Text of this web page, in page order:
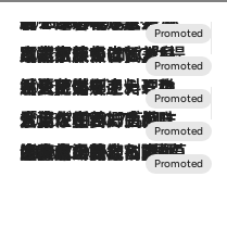
2026.8.7
【トンボの足水浴】ヒノキの香りに包まれて涼感マックス！約13℃の湧水かけ流しを避暑地「星野温泉 トンボの湯」で体験
2026.7.31
【ホテル帰省】という選択肢をOMOが提案。家族とほどよい距離を保つには「昼は実家、夜は気兼ねなくホテルで！」
2026.7.24
【夏限定ディナーコース】旬を迎える稚鮎や花ズッキーニなどをイタリア・トスカーナの郷土料理の手法で満喫！
2026.7.17
「土佐和ハーブかき氷」がOMO7高知に登場！生姜、山椒、大葉など目にも舌にも涼を呼ぶ郷土の味
2026.7.10
NEW OPEN！【界 草津】名湯の地に誕生。趣の異なる2種の温泉と上州ならではの会席・蕎麦割烹など美食を味わう究極の癒やし旅